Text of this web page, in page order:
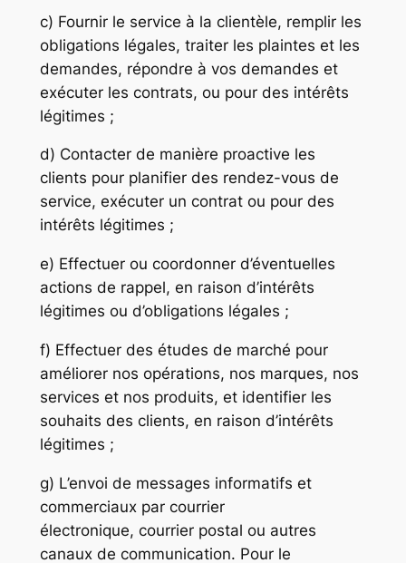
c) Fournir le service à la clientèle, remplir les
obligations légales, traiter les plaintes et les
demandes, répondre à vos demandes et
exécuter les contrats, ou pour des intérêts
légitimes ;
d) Contacter de manière proactive les
clients pour planifier des rendez-vous de
service, exécuter un contrat ou pour des
intérêts légitimes ;
e) Effectuer ou coordonner d’éventuelles
actions de rappel, en raison d’intérêts
légitimes ou d’obligations légales ;
f) Effectuer des études de marché pour
améliorer nos opérations, nos marques, nos
services et nos produits, et identifier les
souhaits des clients, en raison d’intérêts
légitimes ;
g) L’envoi de messages informatifs et
commerciaux par courrier
électronique, courrier postal ou autres
canaux de communication. Pour le